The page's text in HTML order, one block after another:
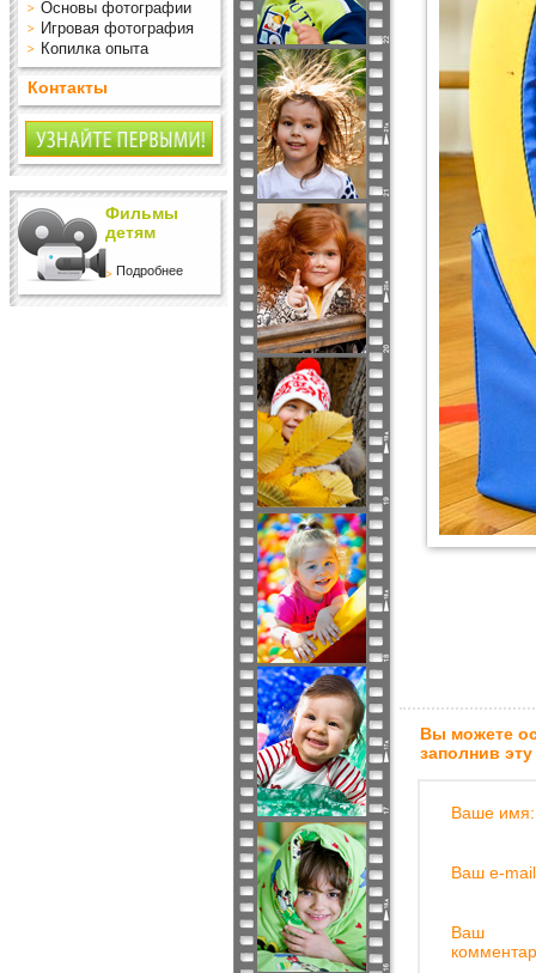
Основы фотографии
Игровая фотография
Копилка опыта
Контакты
Фильмы
детям
Подробнее
Вы можете
заполнив
Ваше имя:
Ваш e-
Ваш